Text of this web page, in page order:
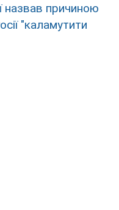
назвав причиною
"каламутити